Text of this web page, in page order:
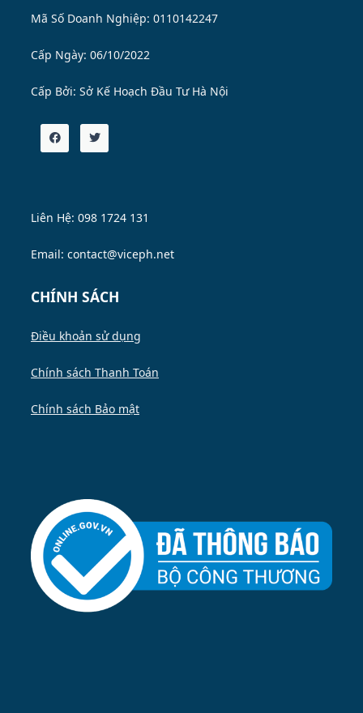
Mã Số Doanh Nghiệp: 0110142247
Cấp Ngày: 06/10/2022
Cấp Bởi: Sở Kế Hoạch Đầu Tư Hà Nội
Liên Hệ: 098 1724 131
Email: contact@viceph.net
CHÍNH SÁCH
Điều khoản sử dụng
Chính sách Thanh Toán
Chính sách Bảo mật